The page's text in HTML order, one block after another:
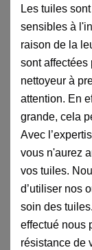
Les tuiles
sensibles à
raison de la
sont affectées
nettoyeur à
attention. En
grande, cela
Avec
vous n'aurez
vos tuiles.
d’utiliser nos
soin des
effectué nous
résistance de